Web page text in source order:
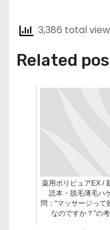
3,386 total
Related
薬用ポリピュアEX /
読本・脱毛薄毛ハ
問：“マッサージって
なのですか？”の